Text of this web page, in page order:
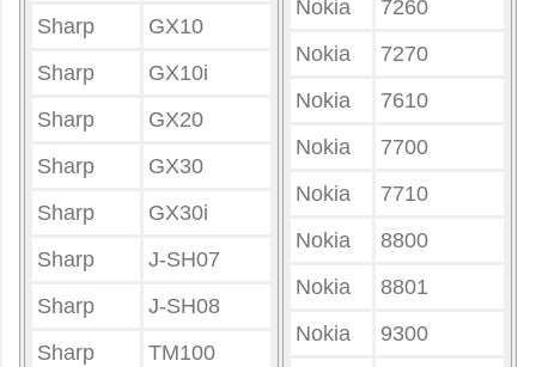
Sharp
GX10
Sharp
GX10i
Sharp
GX20
Sharp
GX30
Sharp
GX30i
Sharp
J-SH07
Sharp
J-SH08
Sharp
TM100
Nokia
7260
Nokia
7270
Nokia
7610
Nokia
7700
Nokia
7710
Nokia
8800
Nokia
8801
Nokia
9300